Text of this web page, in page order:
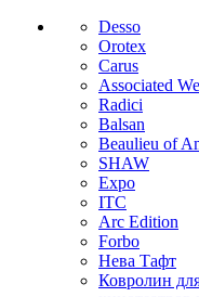
Desso
Orotex
Carus
Associated
Radici
Balsan
Beaulieu of
SHAW
Expo
ITC
Arc Edition
Forbo
Нева Тафт
Ковролин